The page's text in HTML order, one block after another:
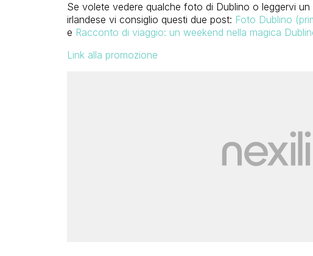
Se volete vedere qualche foto di Dublino o leggervi
irlandese vi consiglio questi due post: Foto Dublino
e Racconto di viaggio: un weekend nella magica
Link alla promozione